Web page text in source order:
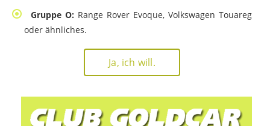
Gruppe O: Range Rover Evoque, Volkswagen Touareg
oder ähnliches.
Ja, ich will.